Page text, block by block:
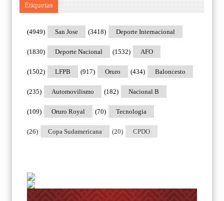
Etiquetas
San Jose
(4949) Deporte Internacional
(3418)
Deporte Nacional
(1830) AFO
(1532)
LFPB
(1502) Oruro
(917) Baloncesto
(434)
Automovilismo
(235) Nacional B
(182)
Oruro Royal
(109) Tecnologia
(70)
Copa Sudamericana
(26) CPDO
(20)